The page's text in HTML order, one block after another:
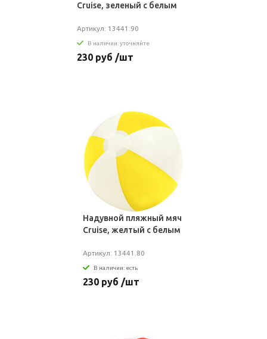
Cruise, зеленый с белым
Артикул: 13441.90
В наличии: уточняйте
230 руб /шт
Надувной пляжный мяч
Cruise, желтый с белым
Артикул: 13441.80
В наличии: есть
230 руб /шт